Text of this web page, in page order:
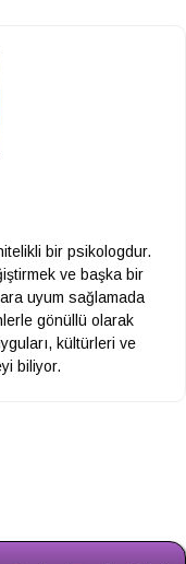
bir psikologdur.
ve başka bir
uyum sağlamada
gönüllü olarak
kültürleri ve
biliyor.